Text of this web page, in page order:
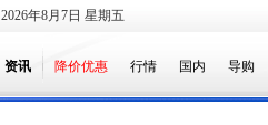
2026年8月7日 星期五
资讯 降价优惠 行情 国内 导购